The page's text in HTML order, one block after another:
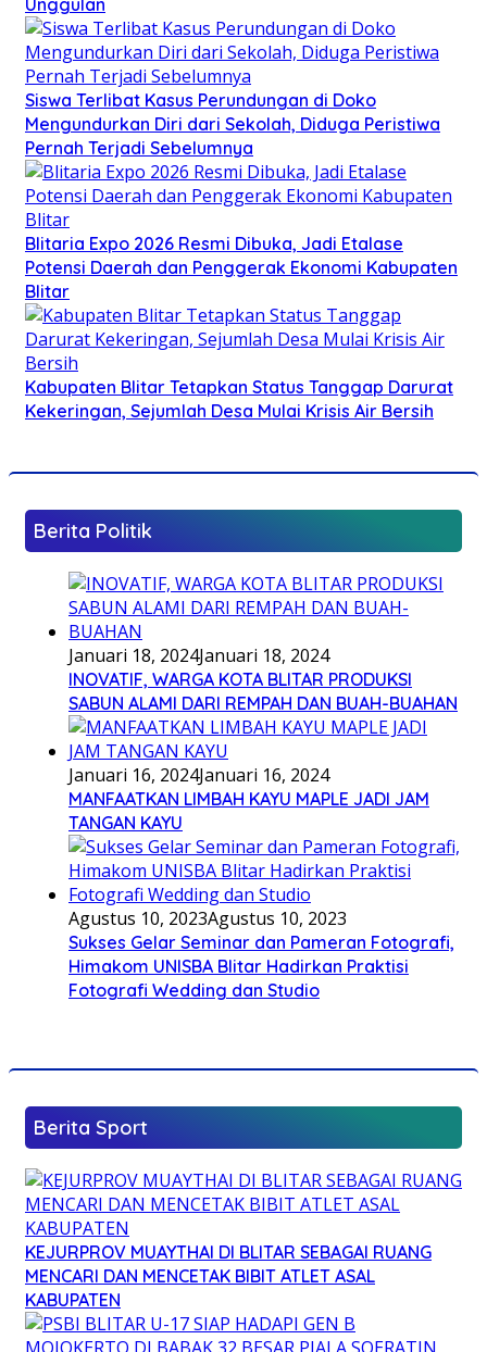
Siswa Terlibat Kasus Perundungan di Doko
Mengundurkan Diri dari Sekolah, Diduga Peristiwa
Pernah Terjadi Sebelumnya
Blitaria Expo 2026 Resmi Dibuka, Jadi Etalase
Potensi Daerah dan Penggerak Ekonomi Kabupaten
Blitar
Kabupaten Blitar Tetapkan Status Tanggap Darurat
Kekeringan, Sejumlah Desa Mulai Krisis Air Bersih
Berita Politik
Januari 18, 2024Januari 18, 2024
INOVATIF, WARGA KOTA BLITAR PRODUKSI
SABUN ALAMI DARI REMPAH DAN BUAH-BUAHAN
Januari 16, 2024Januari 16, 2024
MANFAATKAN LIMBAH KAYU MAPLE JADI JAM
TANGAN KAYU
Agustus 10, 2023Agustus 10, 2023
Sukses Gelar Seminar dan Pameran Fotografi,
Himakom UNISBA Blitar Hadirkan Praktisi
Fotografi Wedding dan Studio
Berita Sport
KEJURPROV MUAYTHAI DI BLITAR SEBAGAI RUANG
MENCARI DAN MENCETAK BIBIT ATLET ASAL
KABUPATEN